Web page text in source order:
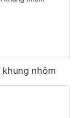
nhôm